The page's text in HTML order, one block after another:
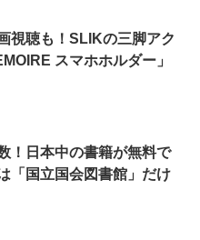
視聴も！SLIKの三脚アク
スマホホルダー」
！日本中の書籍が無料で
「国立国会図書館」だけ